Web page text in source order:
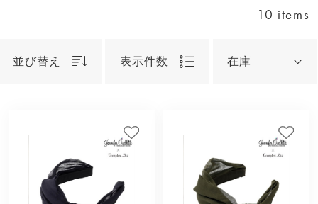
10 items
並び替え 表示件数 在庫